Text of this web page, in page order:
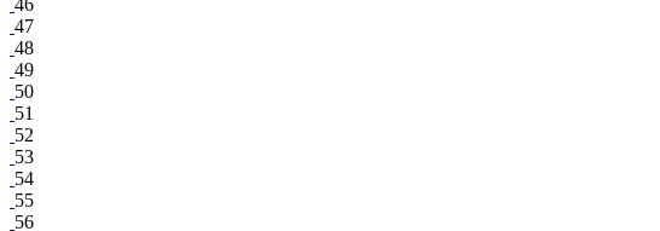
46
47
48
49
50
51
52
53
54
55
56